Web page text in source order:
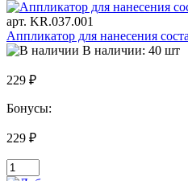
арт. KR.037.001
Аппликатор для нанесения
В наличии: 40 шт
229 ₽
Бонусы:
229 ₽